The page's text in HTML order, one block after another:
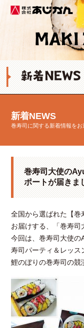
新着NEWS
巻寿司に関する新着情報をお
巻寿司大使の
ポートが届きま
全国から選ばれた【巻
お届けする、「巻寿司
今回は、巻寿司大使の
寿司パーティ＆レッス
鯉のぼりの巻寿司の競